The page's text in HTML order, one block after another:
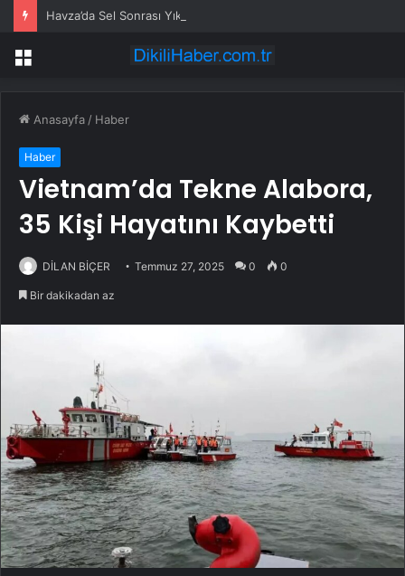
Havza’da Sel Sonrası Yıkım Çalışmaları Sürüyor
Menü
Anasayfa / Haber
Haber
Vietnam’da Tekne Alabora,
35 Kişi Hayatını Kaybetti
DİLAN BİÇER Temmuz 27, 2025 0 0
Bir dakikadan az